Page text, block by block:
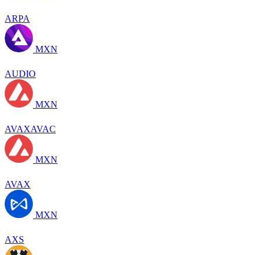
ARPA
MXN
AUDIO
MXN
AVAXAVAC
MXN
AVAX
MXN
AXS